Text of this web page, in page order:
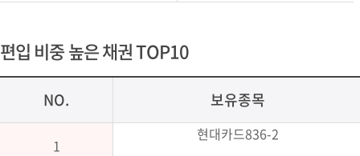
편입 비중 높은 채권 TOP10
NO. 보유종목
1
현대카드836-2